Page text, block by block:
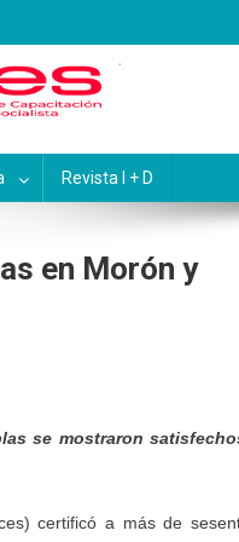
Revista I + D
en Morón y
se mostraron
certificó a más de